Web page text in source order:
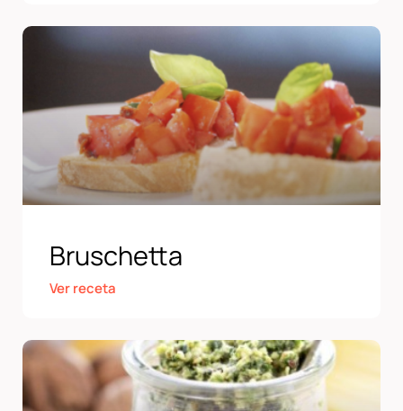
Bruschetta
Ver receta